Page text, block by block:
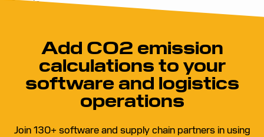
Add CO2 emission
calculations to your
software and logistics
operations
Join 130+ software and supply chain partners in using